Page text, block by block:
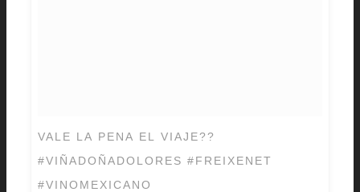
VALE LA PENA EL VIAJE??
#VIÑADOÑADOLORES #FREIXENET
#VINOMEXICANO